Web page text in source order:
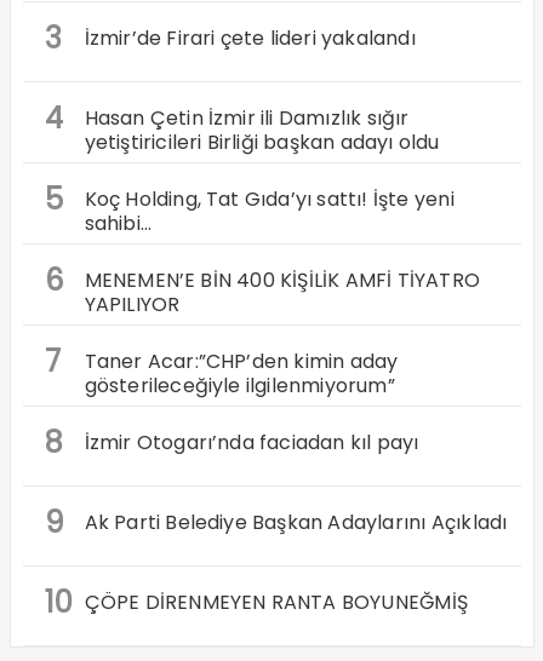
3 İzmir’de Firari çete lideri yakalandı
4
Hasan Çetin İzmir ili Damızlık sığır
yetiştiricileri Birliği başkan adayı oldu
5
Koç Holding, Tat Gıda’yı sattı! İşte yeni
sahibi…
6
MENEMEN’E BİN 400 KİŞİLİK AMFİ TİYATRO
YAPILIYOR
7
Taner Acar:”CHP’den kimin aday
gösterileceğiyle ilgilenmiyorum”
8 İzmir Otogarı’nda faciadan kıl payı
9 Ak Parti Belediye Başkan Adaylarını Açıkladı
10 ÇÖPE DİRENMEYEN RANTA BOYUNEĞMİŞ